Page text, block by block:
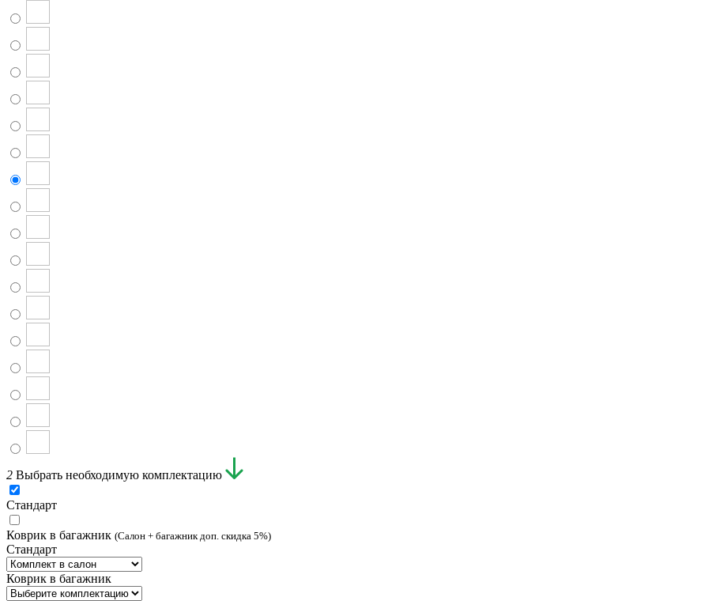
2 Выбрать необходимую комплектацию
Стандарт
Коврик в багажник (Салон + багажник доп. скидка 5%)
Стандарт
Коврик в багажник